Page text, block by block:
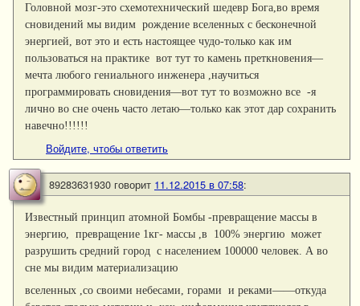
Головной мозг-это схемотехнический шедевр Бога,во время
сновидений мы видим рождение вселенных с бесконечной
энергией, вот это и есть настоящее чудо-только как им
пользоваться на практике вот тут то камень преткновения—
мечта любого гениального инженера ,научиться
программировать сновидения—вот тут то возможно все -я
лично во сне очень часто летаю—только как этот дар сохранить
навечно!!!!!!
Войдите, чтобы ответить
89283631930 говорит 11.12.2015 в 07:58:
Известный принцип атомной Бомбы -превращение массы в
энергию, превращение 1кг- массы ,в 100% энергию может
разрушить средний город с населением 100000 человек. А во
сне мы видим материализацию
вселенных ,со своими небесами, горами и реками——откуда